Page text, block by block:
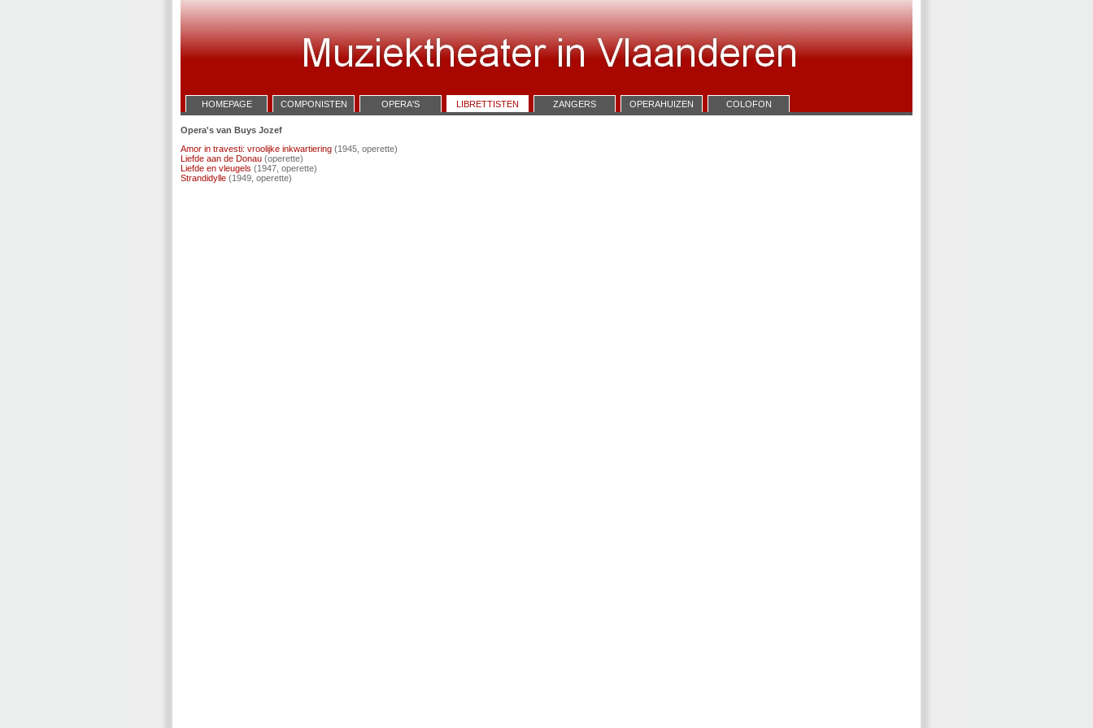
HOMEPAGE COMPONISTEN OPERA'S LIBRETTISTEN ZANGERS OPERAHUIZEN COLOFON
Opera's van Buys Jozef
Amor in travesti: vroolijke inkwartiering (1945, operette)
Liefde aan de Donau (operette)
Liefde en vleugels (1947, operette)
Strandidylle (1949, operette)